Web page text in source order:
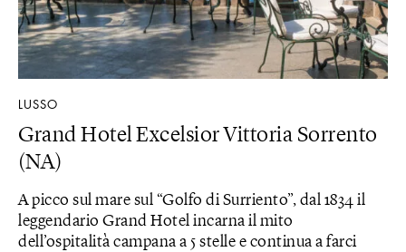
LUSSO
Grand Hotel Excelsior Vittoria Sorrento
(NA)
A picco sul mare sul “Golfo di Surriento”, dal 1834 il
leggendario Grand Hotel incarna il mito
dell’ospitalità campana a 5 stelle e continua a farci